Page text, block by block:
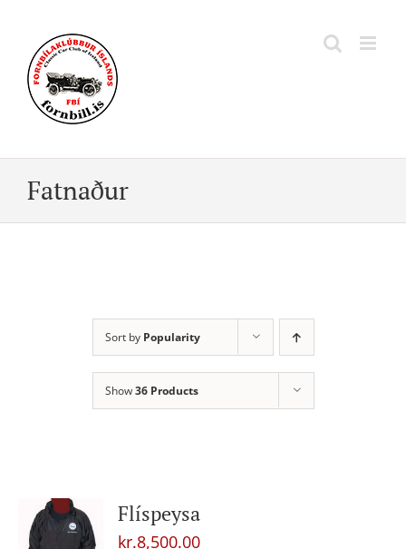
content
Fatnaður
Sort by Popularity
Show36 Products
Flíspeysa
kr.8,500.00